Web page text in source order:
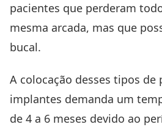
pacientes que perderam
mesma arcada, mas que
bucal.
A colocação desses tipos de
implantes demanda um
de 4 a 6 meses devido ao